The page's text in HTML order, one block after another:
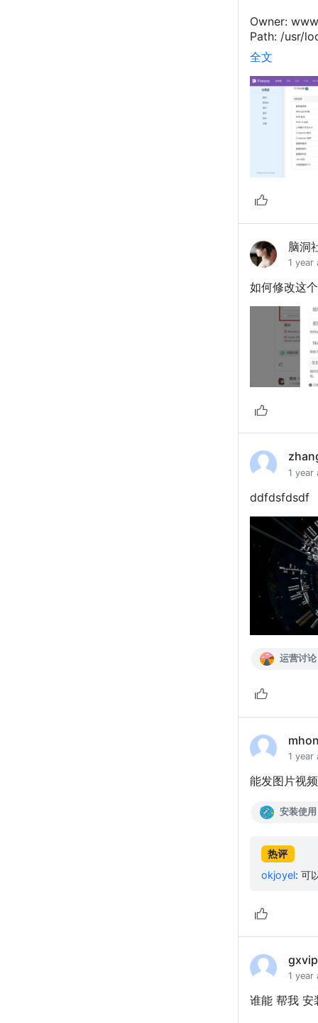
Owner: www
Path: /usr/
全文
脑洞
1 year
如何修改这
1 year
ddfdsfdsdf
运营讨论
1 year
能发图片视
安装使用
热评
okjoyel: 可
gxvip
1 year
谁能 帮我 安